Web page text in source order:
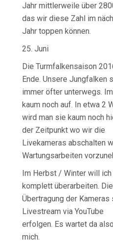
Jahr mittlerweile über
das wir diese Zahl im
Jahr toppen können.
25. Juni
Die Turmfalkensaison
Ende. Unsere Jungfalken
immer öfter unterwegs.
kaum noch auf. In etwa 2
wird man sie kaum noch
der Zeitpunkt wo wir die
Livekameras abschalten
Wartungsarbeiten
Im Herbst / Winter will
komplett überarbeiten. Die
Übertragung der
Livestream via YouTube
erfolgen. Es wartet da
mich.